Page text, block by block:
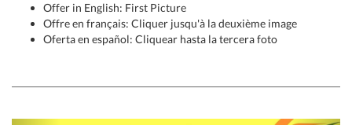
Offer in English: First Picture
Offre en français: Cliquer jusqu'à la deuxième image
Oferta en español: Cliquear hasta la tercera foto